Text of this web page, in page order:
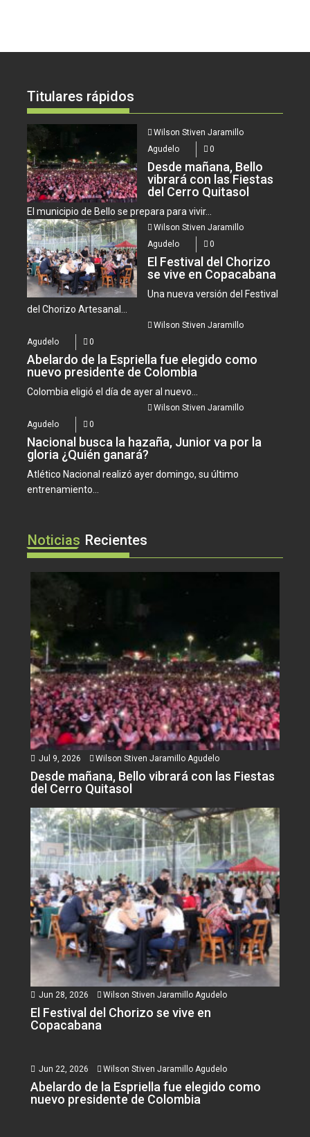
Titulares rápidos
Wilson Stiven Jaramillo
Agudelo
0
Desde mañana, Bello
vibrará con las Fiestas
del Cerro Quitasol
El municipio de Bello se prepara para vivir...
Wilson Stiven Jaramillo
Agudelo
0
El Festival del Chorizo
se vive en Copacabana
Una nueva versión del Festival
del Chorizo Artesanal...
Wilson Stiven Jaramillo
Agudelo
0
Abelardo de la Espriella fue elegido como
nuevo presidente de Colombia
Colombia eligió el día de ayer al nuevo...
Wilson Stiven Jaramillo
Agudelo
0
Nacional busca la hazaña, Junior va por la
gloria ¿Quién ganará?
Atlético Nacional realizó ayer domingo, su último
entrenamiento...
Noticias Recientes
Jul 9, 2026 Wilson Stiven Jaramillo Agudelo
Desde mañana, Bello vibrará con las Fiestas
del Cerro Quitasol
Jun 28, 2026 Wilson Stiven Jaramillo Agudelo
El Festival del Chorizo se vive en
Copacabana
Jun 22, 2026 Wilson Stiven Jaramillo Agudelo
Abelardo de la Espriella fue elegido como
nuevo presidente de Colombia